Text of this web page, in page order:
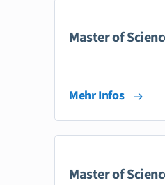
Master of
Mehr Infos
Master of